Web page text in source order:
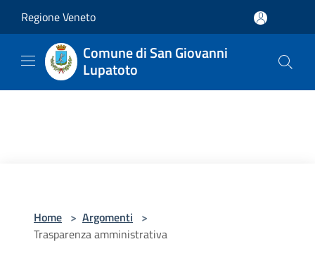
Regione Veneto
Comune di San Giovanni
Lupatoto
Home > Argomenti >
Trasparenza amministrativa